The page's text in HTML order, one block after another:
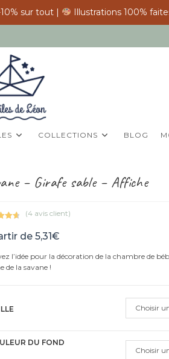
sur tout |
Illustrations 100%
COLLECTIONS BLOG
– Girafe sable – Affiche
(4 avis client)
de 5,31€
l’idée pour la décoration de la chambre de
de la savane !
Choisir
DU FOND
Choisir